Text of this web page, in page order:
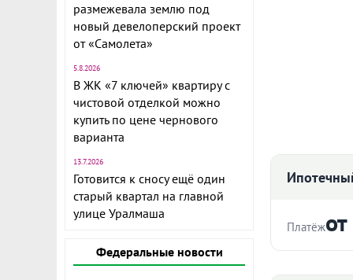
размежевала землю под
новый девелоперский проект
от «Самолета»
5.8.2026
В ЖК «7 ключей» квартиру с
чистовой отделкой можно
купить по цене чернового
варианта
13.7.2026
Готовится к сносу ещё один
старый квартал на главной
улице Уралмаша
Федеральные новости
Платёж